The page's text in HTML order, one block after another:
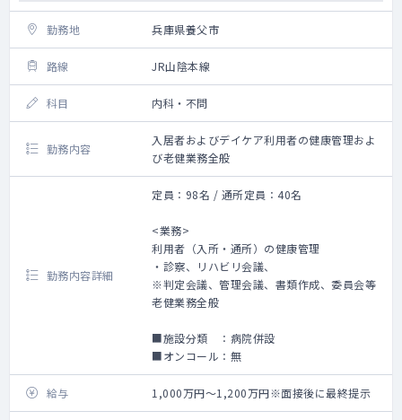
勤務地 兵庫県養父市
路線 JR山陰本線
科目 内科・不問
勤務内容
入居者およびデイケア利用者の健康管理およ
び老健業務全般
勤務内容詳細
定員：98名 / 通所定員：40名
<業務>
利用者（入所・通所）の健康管理
・診察、リハビリ会議、
※判定会議、管理会議、書類作成、委員会等
老健業務全般
■施設分類 ：病院併設
■オンコール：無
給与 1,000万円～1,200万円※面接後に最終提示